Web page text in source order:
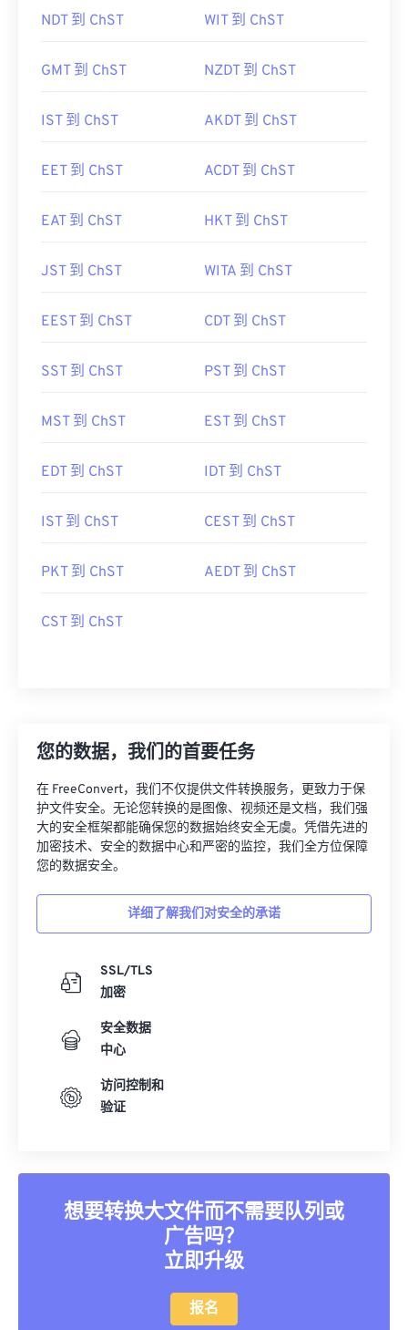
NDT 到 ChST WIT 到 ChST
GMT 到 ChST NZDT 到 ChST
IST 到 ChST AKDT 到 ChST
EET 到 ChST ACDT 到 ChST
EAT 到 ChST HKT 到 ChST
JST 到 ChST WITA 到 ChST
EEST 到 ChST CDT 到 ChST
SST 到 ChST PST 到 ChST
MST 到 ChST EST 到 ChST
EDT 到 ChST IDT 到 ChST
IST 到 ChST CEST 到 ChST
PKT 到 ChST AEDT 到 ChST
CST 到 ChST
您的数据，我们的首要任务
在 FreeConvert，我们不仅提供文件转换服务，更致力于保
护文件安全。无论您转换的是图像、视频还是文档，我们强
大的安全框架都能确保您的数据始终安全无虞。凭借先进的
加密技术、安全的数据中心和严密的监控，我们全方位保障
您的数据安全。
详细了解我们对安全的承诺
SSL/TLS
加密
安全数据
中心
访问控制和
验证
想要转换大文件而不需要队列或
广告吗？
立即升级
报名